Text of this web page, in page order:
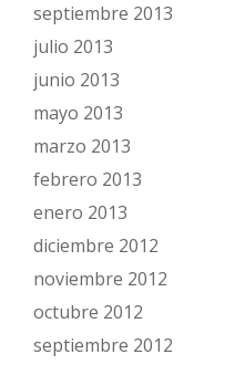
septiembre 2013
julio 2013
junio 2013
mayo 2013
marzo 2013
febrero 2013
enero 2013
diciembre 2012
noviembre 2012
octubre 2012
septiembre 2012